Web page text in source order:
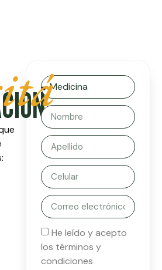
He leído y acepto
los términos y
condiciones